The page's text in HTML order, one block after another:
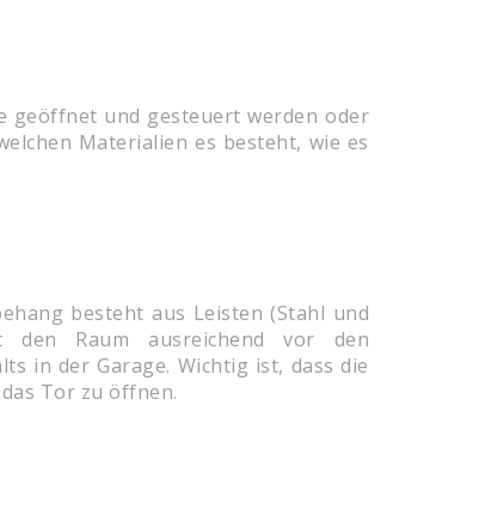
geöffnet und gesteuert werden oder
Materialien es besteht, wie es
besteht aus Leisten (Stahl und
den Raum ausreichend vor den
in der Garage. Wichtig ist, dass die
Tor zu öffnen.